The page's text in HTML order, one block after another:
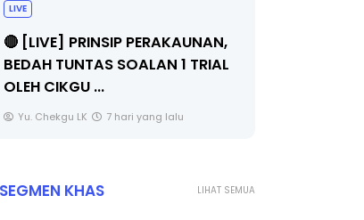
LIVE
🔴 [LIVE] PRINSIP PERAKAUNAN,
BEDAH TUNTAS SOALAN 1 TRIAL
OLEH CIKGU ...
Yu. Chekgu LK 7 hari yang lalu
LIHAT SEMUA
SEGMEN KHAS